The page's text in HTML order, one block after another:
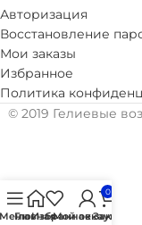
Авторизация
Восстановление
Мои заказы
Избранное
Политика
© 2019 Гелиевые
Главная
Избранное
Мой аккаунт
0
Заказ